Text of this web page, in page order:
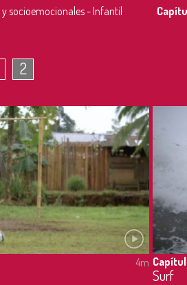
socioemocionales - Infantil
2
4m
Surf